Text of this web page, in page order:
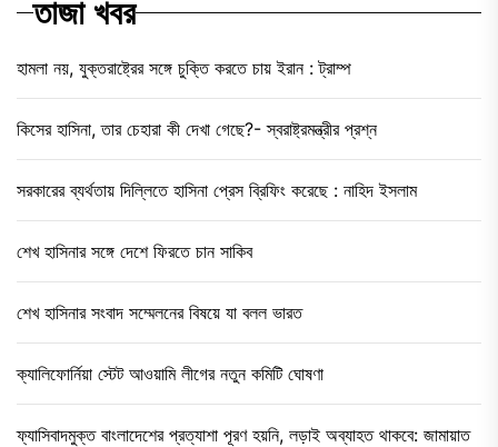
তাজা খবর
হামলা নয়, যুক্তরাষ্ট্রের সঙ্গে চুক্তি করতে চায় ইরান : ট্রাম্প
কিসের হাসিনা, তার চেহারা কী দেখা গেছে?- স্বরাষ্ট্রমন্ত্রীর প্রশ্ন
সরকারের ব্যর্থতায় দিল্লিতে হাসিনা প্রেস ব্রিফিং করেছে : নাহিদ ইসলাম
শেখ হাসিনার সঙ্গে দেশে ফিরতে চান সাকিব
শেখ হাসিনার সংবাদ সম্মেলনের বিষয়ে যা বলল ভারত
ক্যালিফোর্নিয়া স্টেট আওয়ামি লীগের নতুন কমিটি ঘোষণা
ফ্যাসিবাদমুক্ত বাংলাদেশের প্রত্যাশা পূরণ হয়নি, লড়াই অব্যাহত থাকবে: জামায়াত